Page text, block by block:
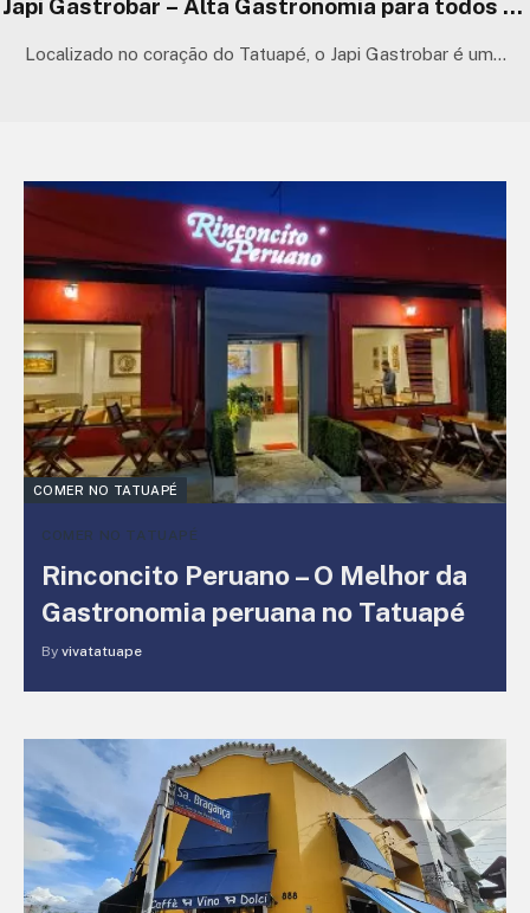
Japi Gastrobar – Alta Gastronomia para todos os
Localizado no coração do Tatuapé, o Japi Gastrobar é um…
COMER NO TATUAPÉ
COMER NO TATUAPÉ
Rinconcito Peruano – O Melhor da
Gastronomia peruana no Tatuapé
By vivatatuape